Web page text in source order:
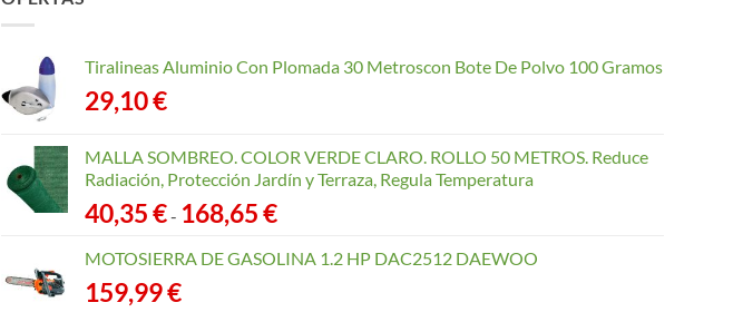
Tiralineas Aluminio Con Plomada 30 Metroscon Bote De Polvo 100 Gramos
29,10€
MALLA SOMBREO. COLOR VERDE CLARO. ROLLO 50 METROS. Reduce
Radiación, Protección Jardín y Terraza, Regula Temperatura
40,35€- 168,65€Rango
precios:
MOTOSIERRA DE GASOLINA 1.2 HP DAC2512 DAEWOO
159,99€